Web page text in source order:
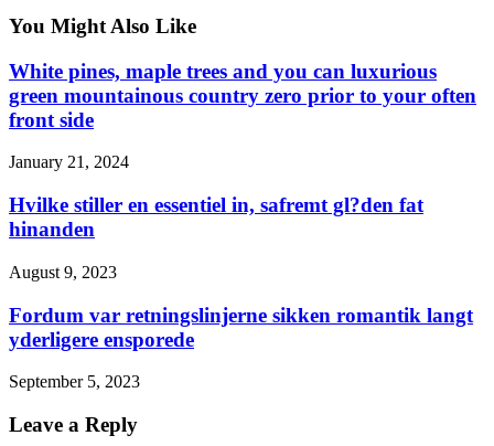
You Might Also Like
White pines, maple trees and you can luxurious
green mountainous country zero prior to your often
front side
January 21, 2024
Hvilke stiller en essentiel in, safremt gl?den fat
hinanden
August 9, 2023
Fordum var retningslinjerne sikken romantik langt
yderligere ensporede
September 5, 2023
Leave a Reply